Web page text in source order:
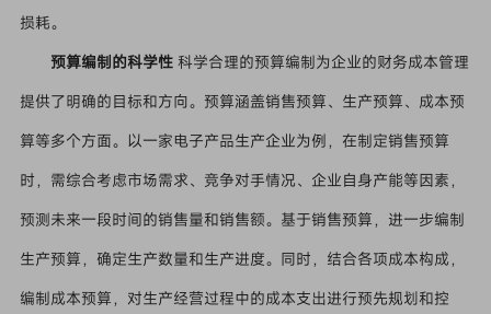
损耗。
预算编制的科学性科学合理的预算编制为企业的财务成本管理
提供了明确的目标和方向。预算涵盖销售预算、生产预算、成本预
算等多个方面。以一家电子产品生产企业为例，在制定销售预算
时，需综合考虑市场需求、竞争对手情况、企业自身产能等因素，
预测未来一段时间的销售量和销售额。基于销售预算，进一步编制
生产预算，确定生产数量和生产进度。同时，结合各项成本构成，
编制成本预算，对生产经营过程中的成本支出进行预先规划和控